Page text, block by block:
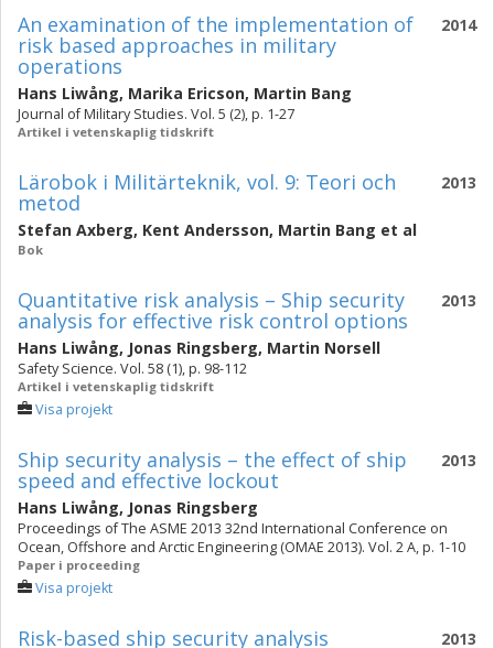
2014
An examination of the implementation of
risk based approaches in military
operations
Hans Liwång, Marika Ericson, Martin Bang
Journal of Military Studies. Vol. 5 (2), p. 1-27
Artikel i vetenskaplig tidskrift
2013
Lärobok i Militärteknik, vol. 9: Teori och
metod
Stefan Axberg, Kent Andersson, Martin Bang et al
Bok
2013
Quantitative risk analysis – Ship security
analysis for effective risk control options
Hans Liwång, Jonas Ringsberg, Martin Norsell
Safety Science. Vol. 58 (1), p. 98-112
Artikel i vetenskaplig tidskrift
Visa projekt
2013
Ship security analysis – the effect of ship
speed and effective lockout
Hans Liwång, Jonas Ringsberg
Proceedings of The ASME 2013 32nd International Conference on
Ocean, Offshore and Arctic Engineering (OMAE 2013). Vol. 2 A, p. 1-10
Paper i proceeding
Visa projekt
2013
Risk-based ship security analysis